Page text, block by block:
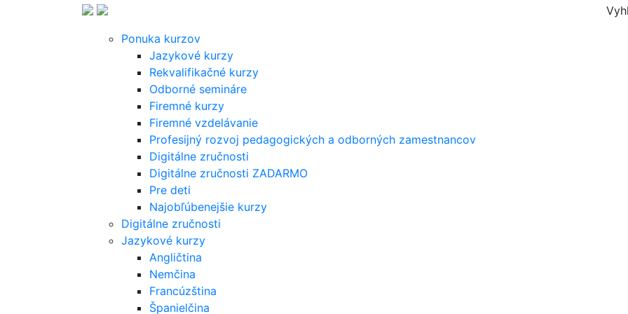
Ponuka kurzov
Jazykové kurzy
Rekvalifikačné kurzy
Odborné semináre
Firemné kurzy
Firemné vzdelávanie
Profesijný rozvoj pedagogických a odborných zamestnancov
Digitálne zručnosti
Digitálne zručnosti ZADARMO
Pre deti
Najobľúbenejšie kurzy
Digitálne zručnosti
Jazykové kurzy
Angličtina
Nemčina
Francúzština
Španielčina